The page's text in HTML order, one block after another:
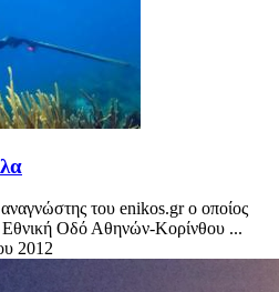
του enikos.gr ο οποίος
Εθνική Οδό Αθηνών-Κορίνθου ...
2012